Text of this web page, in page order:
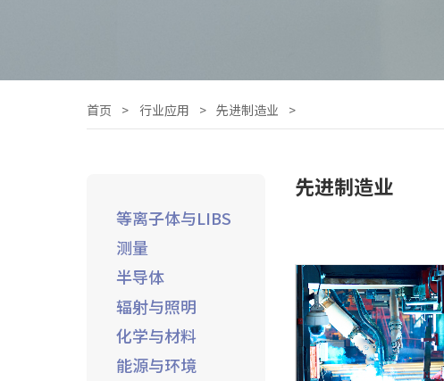
首页 > 行业应用 > 先进制造业 >
等离子体与LIBS
测量
半导体
辐射与照明
化学与材料
能源与环境
先进制造业